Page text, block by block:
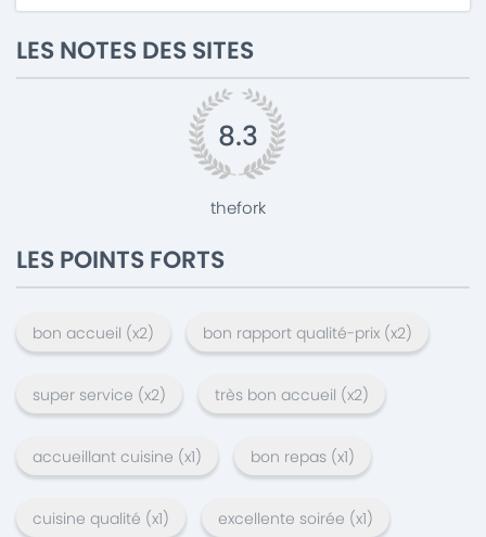
LES NOTES DES SITES
8.3
thefork
LES POINTS FORTS
bon accueil (x2) bon rapport qualité-prix (x2)
super service (x2) très bon accueil (x2)
accueillant cuisine (x1) bon repas (x1)
cuisine qualité (x1) excellente soirée (x1)